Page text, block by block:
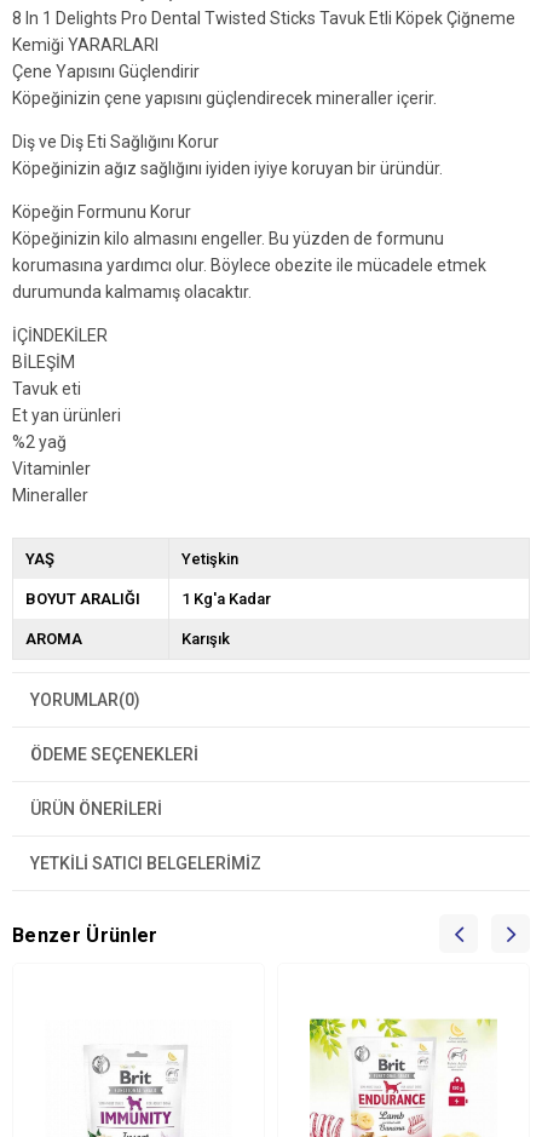
8 In 1 Delights Pro Dental Twisted Sticks Tavuk Etli Köpek Çiğneme
Kemiği YARARLARI
Çene Yapısını Güçlendirir
Köpeğinizin çene yapısını güçlendirecek mineraller içerir.
Diş ve Diş Eti Sağlığını Korur
Köpeğinizin ağız sağlığını iyiden iyiye koruyan bir üründür.
Köpeğin Formunu Korur
Köpeğinizin kilo almasını engeller. Bu yüzden de formunu
korumasına yardımcı olur. Böylece obezite ile mücadele etmek
durumunda kalmamış olacaktır.
İÇİNDEKİLER
BİLEŞİM
Tavuk eti
Et yan ürünleri
%2 yağ
Vitaminler
Mineraller
YAŞ Yetişkin
BOYUT ARALIĞI 1 Kg'a Kadar
AROMA Karışık
YORUMLAR(0)
ÖDEME SEÇENEKLERI
ÜRÜN ÖNERILERI
YETKİLİ SATICI BELGELERİMİZ
Benzer Ürünler